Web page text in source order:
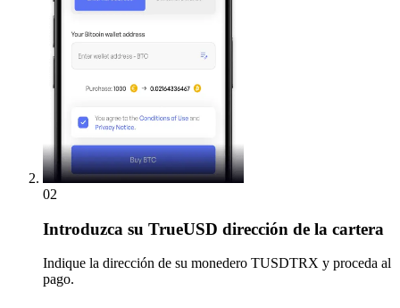
02
Introduzca su TrueUSD dirección de la cartera
Indique la dirección de su monedero TUSDTRX y proceda al
pago.